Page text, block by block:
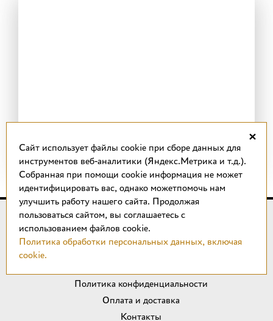
© 2018 – 2026 КОТТО design
Магазин качественной плитки, светильников, напольных
покрытий и сантехники.
Политика конфиденциальности
Оплата и доставка
Контакты
×
Cайт использует файлы cookie при сборе данных для
инструментов веб-аналитики (Яндекс.Метрика и т.д.).
Собранная при помощи cookie информация не может
идентифицировать вас, однако можетпомочь нам
улучшить работу нашего сайта. Продолжая
пользоваться сайтом, вы соглашаетесь с
использованием файлов cookie.
Политика обработки персональных данных, включая
cookie.